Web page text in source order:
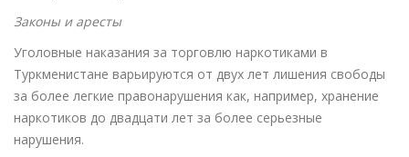
Законы и аресты
Уголовные наказания за торговлю наркотиками в
Туркменистане варьируются от двух лет лишения свободы
за более легкие правонарушения как, например, хранение
наркотиков до двадцати лет за более серьезные
нарушения.